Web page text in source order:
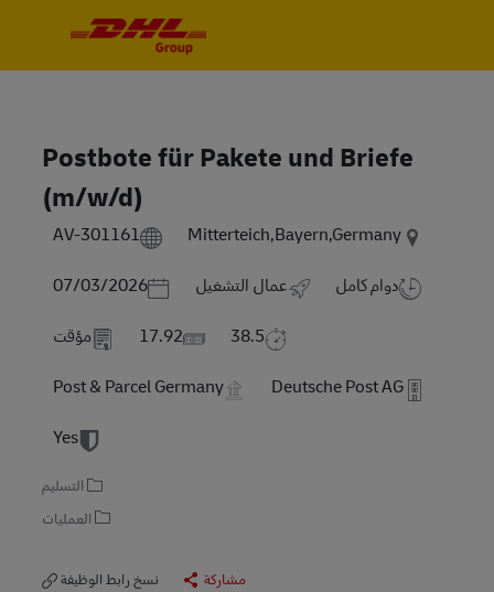
Postbote für Pakete und Briefe
(m/w/d)
AV-301161 Mitterteich,Bayern,Germany
Posted Date
07/03/2026 عمال التشغيل دوام كامل
مؤقت 17.92 38.5
Post & Parcel Germany Deutsche Post AG
Yes
التسليم
العمليات
نسخ رابط الوظيفة مشاركة